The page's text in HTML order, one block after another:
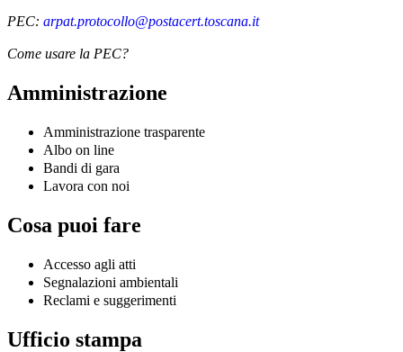
PEC: arpat.protocollo@postacert.toscana.it
Come usare la PEC?
Amministrazione
Amministrazione trasparente
Albo on line
Bandi di gara
Lavora con noi
Cosa puoi fare
Accesso agli atti
Segnalazioni ambientali
Reclami e suggerimenti
Ufficio stampa